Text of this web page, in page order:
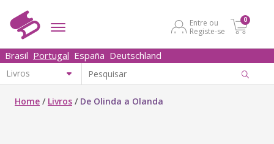
Entre ou
Registe-se
0
Brasil Portugal España Deutschland
Home / Livros / De Olinda a Olanda